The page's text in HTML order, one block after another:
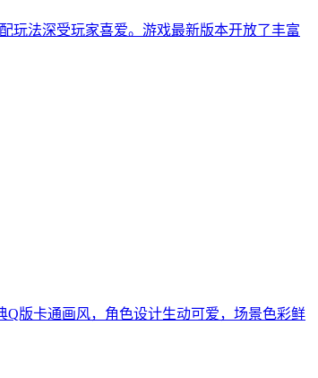
玩法深受玩家喜爱。游戏最新版本开放了丰富
版卡通画风，角色设计生动可爱，场景色彩鲜